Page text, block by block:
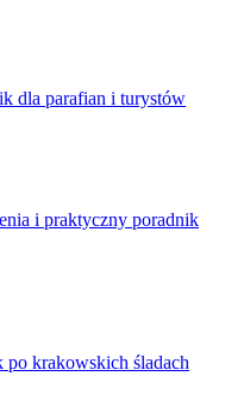
dla parafian i turystów
i praktyczny poradnik
krakowskich śladach